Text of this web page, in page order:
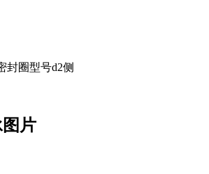
圈型号d2侧
图片